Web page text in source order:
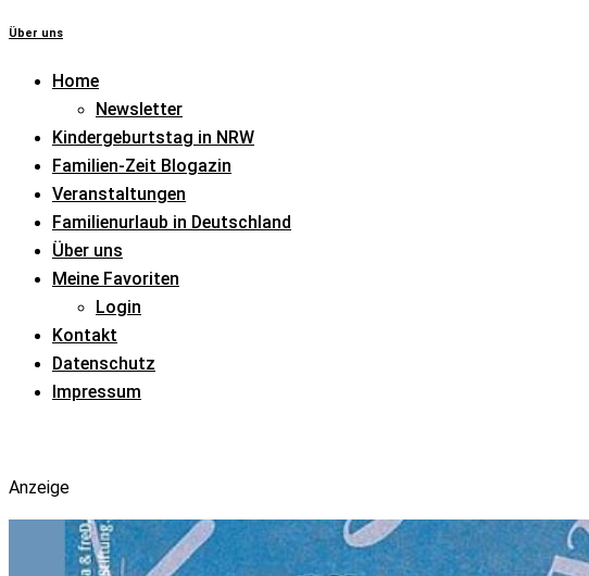
Über uns
Home
Newsletter
Kindergeburtstag in NRW
Familien-Zeit Blogazin
Veranstaltungen
Familienurlaub in Deutschland
Über uns
Meine Favoriten
Login
Kontakt
Datenschutz
Impressum
Anzeige